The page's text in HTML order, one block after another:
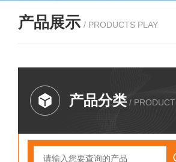
产品展示 / PRODUCTS PLAY
产品分类 / PRODUCT